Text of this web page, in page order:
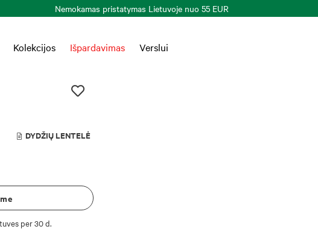
Nemokamas pristatymas Lietuvoje nuo 55 EUR
Kolekcijos Išpardavimas Verslui
DYDŽIŲ LENTELĖ
per 30 d.